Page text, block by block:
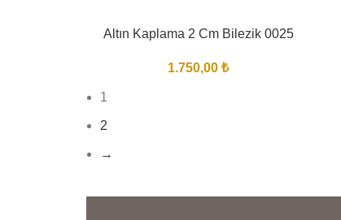
Altın Kaplama 2 Cm Bilezik 0025
1.750,00₺
1
2
→